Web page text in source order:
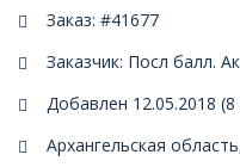
Заказ: #41677
Заказчик: Посл балл.
Добавлен 12.05.2018 (8
Архангельская